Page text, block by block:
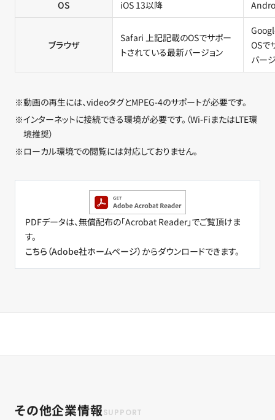
OS iOS 13以降
ブラウザ
Safari 上記記載のOSでサポー
トされている最新バージョン
OSで
バー
※動画の再生には、videoタグとMPEG-4のサポートが必要です。
※インターネットに接続できる環境が必要です。（Wi-FiまたはLTE環
境推奨）
※ローカル環境での閲覧には対応しておりません。
PDFデータは、無償配布の「Acrobat Reader」でご覧頂けま
す。
こちら（Adobe社ホームページ） からダウンロードできます。
その他企業情報